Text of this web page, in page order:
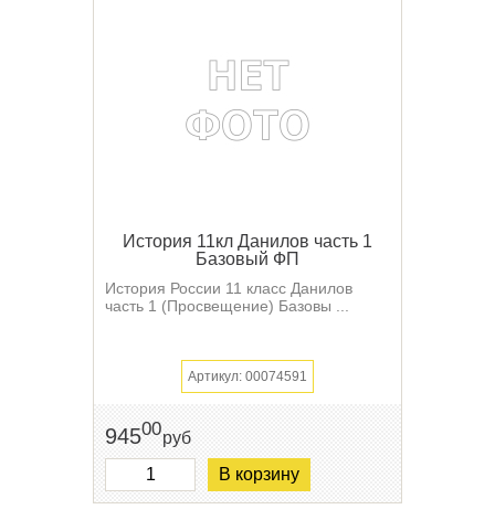
История 11кл Данилов часть 1
Базовый ФП
История России 11 класс Данилов
часть 1 (Просвещение) Базовы ...
Артикул: 00074591
94500руб
В корзину